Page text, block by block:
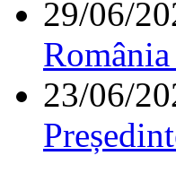
29/06/
23/06/